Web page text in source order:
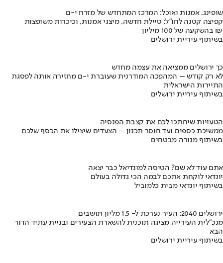
שופינג, אמנות ואוכל: המרכז המתחדש של מזרח י-ם
קפיצה קטנה לחו"ל: טיילת חדשה, מיצגי אמנות, וכיכרות משופצות
בהשקעה של 100 מיליון ₪
בשיתוף עיריית ירושלים
כך ירושלים ממציאה את עצמה מחדש
לא רק קודש – המהפכה המודרנית שעוברת י-ם מחזירה אותה לפסגת
התיירות הישראלית
בשיתוף עיריית ירושלים
הטעויות שיחתכו לכם את קצבת הפנסיה
ממשיכת כספים ועד חוסר תכנון – הצעדים שיצילו את הכסף שלכם
בשיתוף מנורה מבטחים
אתם עוד לא שם? הטיסה למונדיאל כבר יצאה
יונדאי לוקחת אתכם לבמה הכי גדולה בעולם
בשיתוף יונדאי מבית כלמוביל
ירושלים 2040: העיר נערכת ל- 1.5 מליון תושבים
מנכ"לית העירייה מציגה תוכנית להשארת הצעירים ובניית עתיד הדור
הבא
בשיתוף עיריית ירושלים